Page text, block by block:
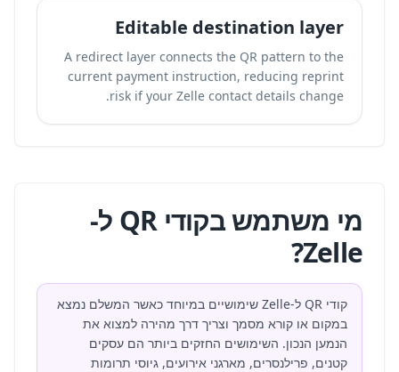
Editable destination layer
A redirect layer connects the QR pattern to the
current payment instruction, reducing reprint
risk if your Zelle contact details change.
מי משתמש בקודי QR ל-
Zelle?
קודי QR ל-Zelle שימושיים במיוחד כאשר המשלם נמצא
במקום או קורא מסמך וצריך דרך מהירה למצוא את
הנמען הנכון. השימושים החזקים ביותר הם עסקים
קטנים, פרילנסרים, מארגני אירועים, גיוסי תרומות